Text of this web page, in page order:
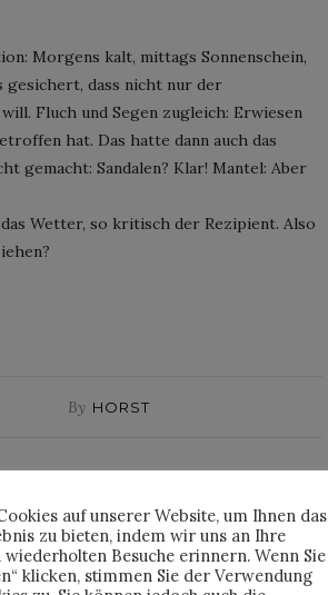
Morgens kalt, mittags Sonnenschein,
gesichert, dass nicht nur der
Fluch und Segen zugleich: Erwiesen
hat. Das hatte dann auch das
gemacht: Sandalen? Klar! Mantel: Aber
Wetter, so kritisch der Rezipient. Also
By HORST
DAZU
auf unserer Website, um Ihnen das
zu bieten, indem wir uns an Ihre
Besuche erinnern. Wenn Sie
klicken, stimmen Sie der Verwendung